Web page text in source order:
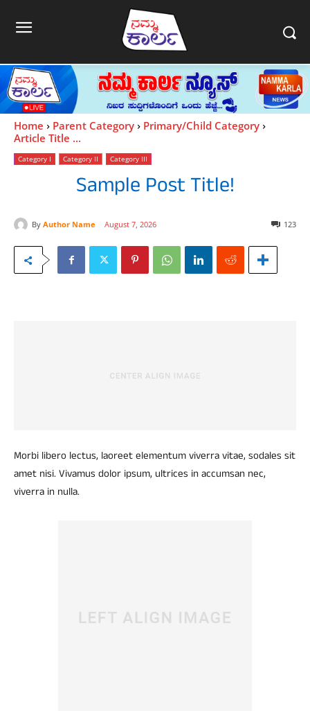
Home Parent Category
Primary/Child Category
Article Title ...
Category I Category II Category III
Sample Post Title!
By Author Name August 7, 2026 123
Morbi libero lectus, laoreet elementum viverra vitae, sodales sit
amet nisi. Vivamus dolor ipsum, ultrices in accumsan nec,
viverra in nulla.